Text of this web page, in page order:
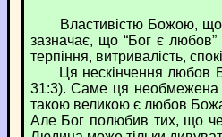
Властивістю Божою, що є
зазначає, що “Бог є любов”
терпіння, витривалість,
Ця нескінчення любов
31:3). Саме ця необмежена
такою великою є любов
Але Бог полюбив тих, що